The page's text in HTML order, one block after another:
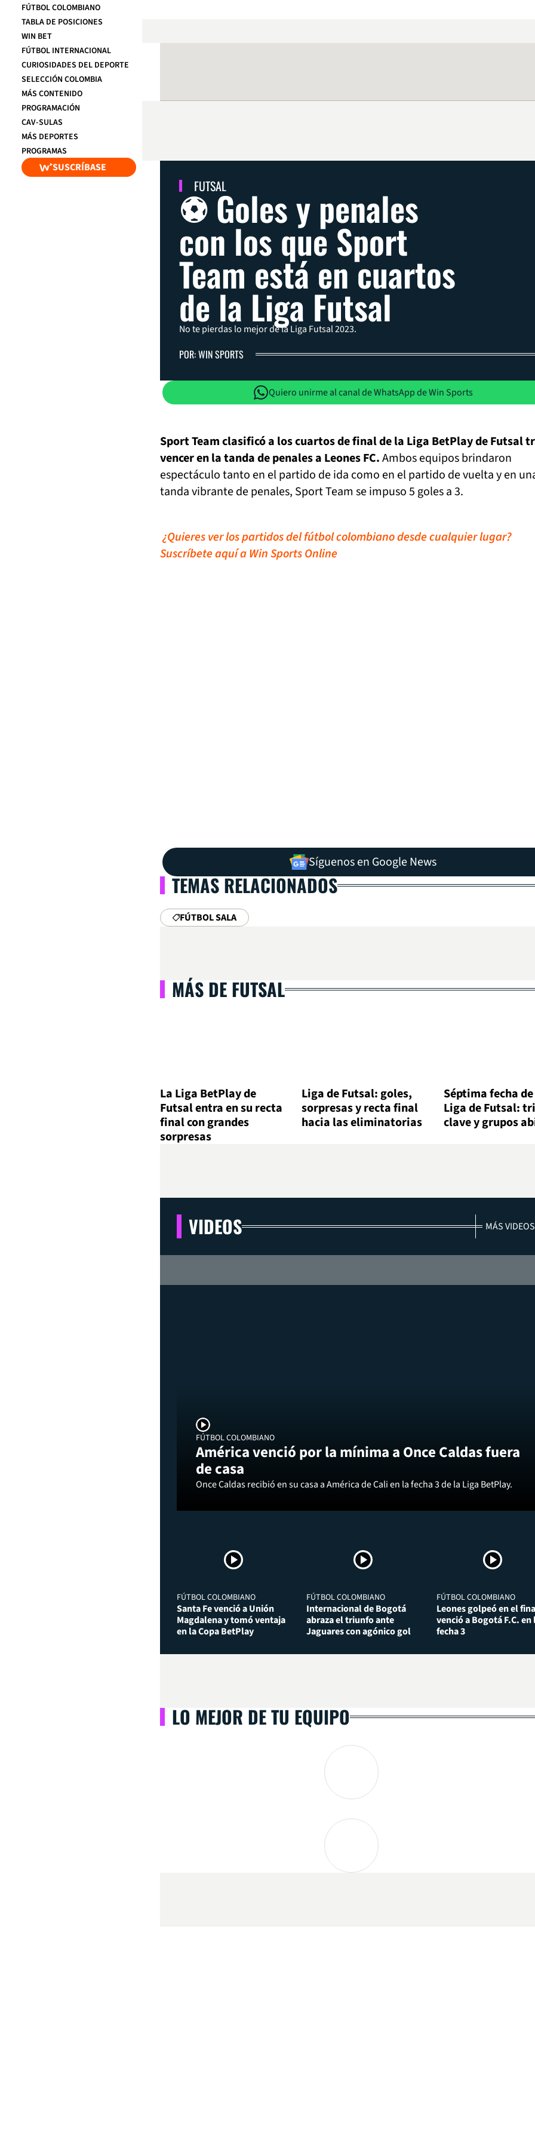
FÚTBOL COLOMBIANO
TABLA DE POSICIONES
WIN BET
FÚTBOL INTERNACIONAL
CURIOSIDADES DEL DEPORTE
SELECCIÓN COLOMBIA
MÁS CONTENIDO
PROGRAMACIÓN
CAV-SULAS
MÁS DEPORTES
PROGRAMAS
SUSCRÍBASE
FUTSAL
⚽ Goles y penales
con los que Sport
Team está en cuartos
de la Liga Futsal
No te pierdas lo mejor de la Liga Futsal 2023.
POR: WIN SPORTS
Quiero unirme al canal de WhatsApp de Win Sports
Sport Team clasificó a los cuartos de final de la Liga BetPlay de Futsal
vencer en la tanda de penales a Leones FC.Ambos equipos brindaron
espectáculo tanto en el partido de ida como en el partido de vuelta y en
tanda vibrante de penales, Sport Team se impuso 5 goles a 3.
¿Quieres ver los partidos del fútbol colombiano desde cualquier lugar?
Suscríbete aquí a Win Sports Online
Síguenos en Google News
TEMAS RELACIONADOS
FÚTBOL SALA
MÁS DE FUTSAL
La Liga BetPlay de
Futsal entra en su recta
final con grandes
sorpresas
Liga de Futsal: goles,
sorpresas y recta final
hacia las eliminatorias
Séptima fecha
Liga de Futsal:
clave y grupos
VIDEOS MÁS VIDEOS
FÚTBOL COLOMBIANO
América venció por la mínima a Once Caldas fuera
de casa
Once Caldas recibió en su casa a América de Cali en la fecha 3 de la Liga BetPlay.
FÚTBOL COLOMBIANO
Santa Fe venció a Unión
Magdalena y tomó ventaja
en la Copa BetPlay
FÚTBOL COLOMBIANO
Internacional de Bogotá
abraza el triunfo ante
Jaguares con agónico gol
FÚTBOL COLOMBIANO
Leones golpeó en el
venció a Bogotá F.C. en
fecha 3
LO MEJOR DE TU EQUIPO